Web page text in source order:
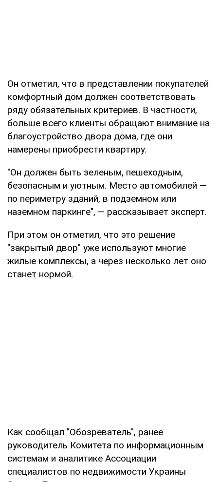
Он отметил, что в представлении покупателей
комфортный дом должен соответствовать
ряду обязательных критериев. В частности,
больше всего клиенты обращают внимание на
благоустройство двора дома, где они
намерены приобрести квартиру.
"Он должен быть зеленым, пешеходным,
безопасным и уютным. Место автомобилей —
по периметру зданий, в подземном или
наземном паркинге", — рассказывает эксперт.
При этом он отметил, что это решение
"закрытый двор" уже используют многие
жилые комплексы, а через несколько лет оно
станет нормой.
Как сообщал "Обозреватель", ранее
руководитель Комитета по информационным
системам и аналитике Ассоциации
специалистов по недвижимости Украины